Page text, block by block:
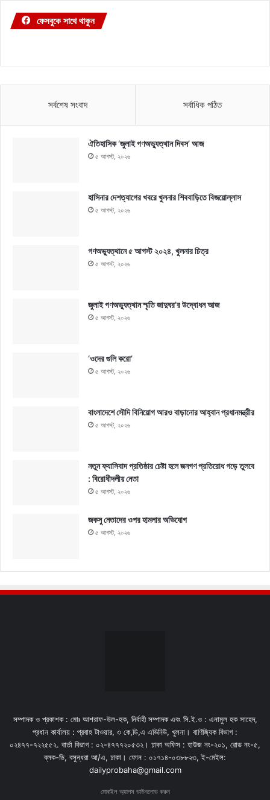
ফেসবুকে সাথে থাকুন
সর্বশেষ সংবাদ সর্বাধিক পঠিত
ঐতিহাসিক ‘জুলাই গণঅভ্যুত্থান দিবস’ আজ
৫ আগস্ট, ২০২৬
হাসিনার দেশত্যাগের খবরে খুলনার শিববাড়িতে বিজয়োল্লাস
৫ আগস্ট, ২০২৬
গণঅভ্যুত্থানে ৫ আগস্ট ২০২৪, খুলনার চিত্র
৫ আগস্ট, ২০২৬
জুলাই গণঅভ্যুত্থান স্মৃতি জাদুঘর’র উদ্বোধন আজ
৫ আগস্ট, ২০২৬
‘ওদের গুলি করো’
৫ আগস্ট, ২০২৬
বাংলাদেশে সৌদি বিনিয়োগ আরও বাড়ানোর আহ্বান প্রধানমন্ত্রীর
৫ আগস্ট, ২০২৬
নতুন ফ্যাসিবাদ প্রতিষ্ঠার চেষ্টা হলে জনগণ প্রতিরোধ গড়ে তুলবে
: বিরোধীদলীয় নেতা
৫ আগস্ট, ২০২৬
জকসু নেতাদের ওপর হামলার অভিযোগ
৫ আগস্ট, ২০২৬
সম্পাদক ও প্রকাশক : মোঃ আশরাফ-উল-হক, নির্বাহী সম্পাদক এবং সি.ই.ও : এনামুল হক সাহেদ,
প্রধান কার্যালয় : প্রবাহ টাওয়ার, ৩ কে,ডি,এ এভিনিউ, খুলনা। বাণিজ্যিক বিভাগ :
০২৪৭৭-৭২২৫৫২. বার্তা বিভাগ : ০২-৪৭৭৭২০৫৩২। ঢাকা অফিস : হাউজ নং-২০১, রোড নং-৫,
ব্লক-ডি, বসুন্ধরা আ/এ, ঢাকা। ফোন : ০১৭১৪-০৩৮৮২৩, ই-মেইল:
dailyprobaha@gmail.com
মোবাইল অ্যাপস ডাউনলোড করুন